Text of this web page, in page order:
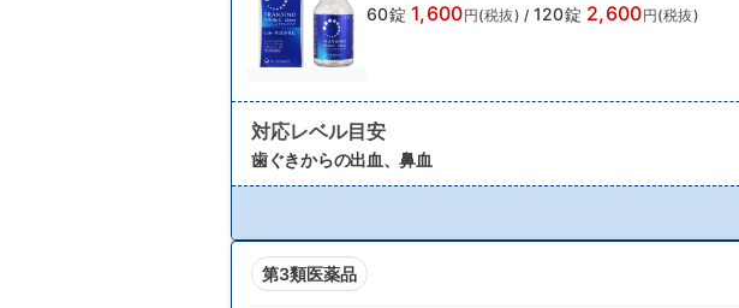
60錠 1,600円(税抜) / 120錠 2,600円(税抜)
対応レベル目安
歯ぐきからの出血、鼻血
第3類医薬品